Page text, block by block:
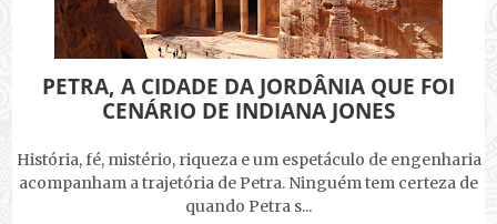
PETRA, A CIDADE DA JORDÂNIA QUE FOI
CENÁRIO DE INDIANA JONES
História, fé, mistério, riqueza e um espetáculo de engenharia
acompanham a trajetória de Petra. Ninguém tem certeza de
quando Petra s...